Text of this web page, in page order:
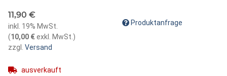
11,90 €
inkl. 19% MwSt.
(10,00 €exkl. MwSt. )
zzgl.
Versand
ausverkauft
Produktanfrage